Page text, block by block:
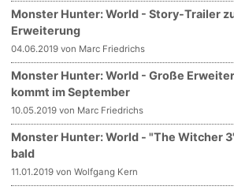
Monster Hunter: World - Story-Trailer
Erweiterung
04.06.2019 von Marc Friedrichs
Monster Hunter: World - Große
kommt im September
10.05.2019 von Marc Friedrichs
Monster Hunter: World - "The Witcher
bald
11.01.2019 von Wolfgang Kern